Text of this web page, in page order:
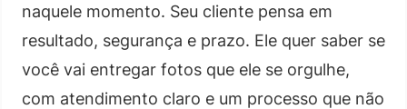
naquele momento. Seu cliente pensa em
resultado, segurança e prazo. Ele quer saber se
você vai entregar fotos que ele se orgulhe,
com atendimento claro e um processo que não